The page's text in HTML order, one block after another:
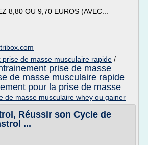
8,80 OU 9,70 EUROS (AVEC...
prise de masse musculaire rapide /
prise de masse
de masse musculaire rapide
pour la prise de masse
de masse musculaire whey ou gainer
Réussir son Cycle de
...